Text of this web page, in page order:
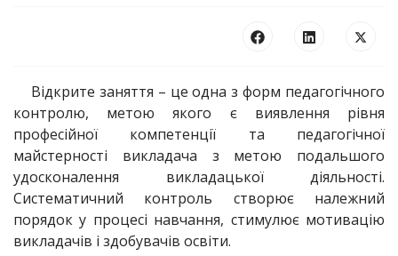
Відкрите заняття – це одна з форм педагогічного
контролю, метою якого є виявлення рівня
професійної компетенції та педагогічної
майстерності викладача з метою подальшого
удосконалення викладацької діяльності.
Систематичний контроль створює належний
порядок у процесі навчання, стимулює мотивацію
викладачів і здобувачів освіти.